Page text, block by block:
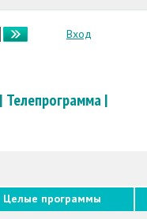
Вход
| Телепрограмма|
Целые программы